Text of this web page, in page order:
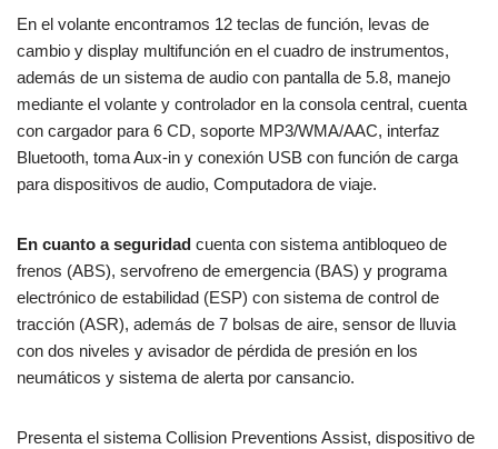
En el volante encontramos 12 teclas de función, levas de
cambio y display multifunción en el cuadro de instrumentos,
además de un sistema de audio con pantalla de 5.8, manejo
mediante el volante y controlador en la consola central, cuenta
con cargador para 6 CD, soporte MP3/WMA/AAC, interfaz
Bluetooth, toma Aux-in y conexión USB con función de carga
para dispositivos de audio, Computadora de viaje.
En cuanto a seguridad cuenta con sistema antibloqueo de
frenos (ABS), servofreno de emergencia (BAS) y programa
electrónico de estabilidad (ESP) con sistema de control de
tracción (ASR), además de 7 bolsas de aire, sensor de lluvia
con dos niveles y avisador de pérdida de presión en los
neumáticos y sistema de alerta por cansancio.
Presenta el sistema Collision Preventions Assist, dispositivo de